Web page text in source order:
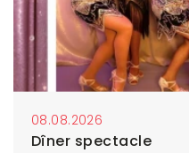
08.08.2026
Dîner spectacle